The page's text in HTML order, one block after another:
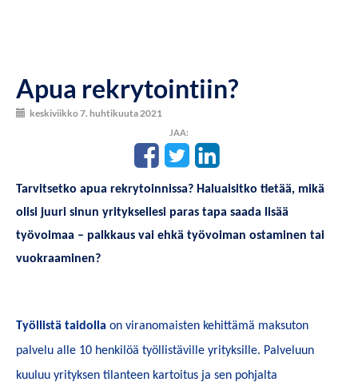
Apua rekrytointiin?
keskiviikko 7. huhtikuuta 2021
JAA:
Tarvitsetko apua rekrytoinnissa? Haluaisitko tietää, mikä
olisi juuri sinun yrityksellesi paras tapa saada lisää
työvoimaa – palkkaus vai ehkä työvoiman ostaminen tai
vuokraaminen?
Työllistä taidolla on viranomaisten kehittämä maksuton
palvelu alle 10 henkilöä työllistäville yrityksille. Palveluun
kuuluu yrityksen tilanteen kartoitus ja sen pohjalta